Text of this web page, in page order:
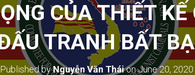
CỦA THIẾT
TRANH BẤT
Published byNguyễn Văn TháionJune 20, 2020